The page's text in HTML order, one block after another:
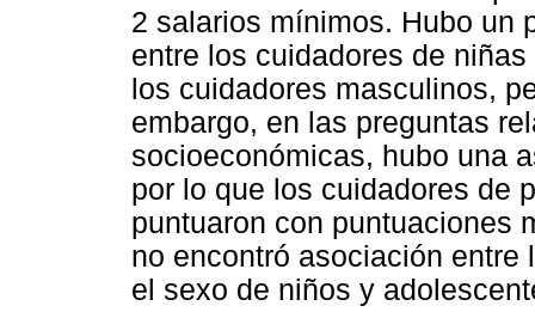
2 salarios mínimos. Hubo un
entre los cuidadores de
los cuidadores masculinos,
embargo, en las preguntas
socioeconómicas, hubo una
por lo que los cuidadores de
puntuaron con puntuaciones
no encontró asociación
el sexo de niños y